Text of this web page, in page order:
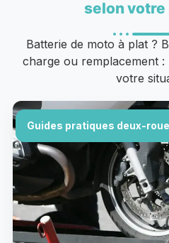
selon
Batterie de moto à plat ?
charge ou remplacement
votre
Guides pratiques deux-